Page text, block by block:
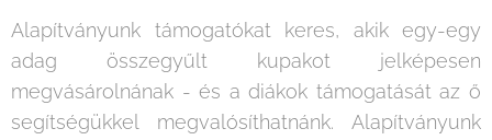
Alapítványunk támogatókat keres, akik egy-egy
adag összegyűlt kupakot jelképesen
megvásárolnának - és a diákok támogatását az ő
segítségükkel megvalósíthatnánk. Alapítványunk